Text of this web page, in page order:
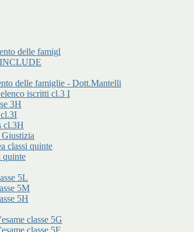
delle famigl
delle famiglie - Dott.Mantelli
iscritti cl.3 I
3H
cl.3H
classi quinte
quinte
5L
5M
5H
classe 5G